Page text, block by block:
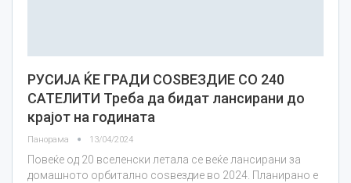
РУСИЈА ЌЕ ГРАДИ СОЅВЕЗДИЕ СО 240
САТЕЛИТИ Треба да бидат лансирани до
крајот на годината
Панорама 13/04/2024
Повеќе од 20 вселенски летала се веќе лансирани за
домашното орбитално соѕвездие во 2024. Планирано е